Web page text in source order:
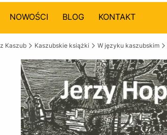
NOWOŚCI BLOG KONTAKT
Kaszub Kaszubskie książki W języku kaszubskim